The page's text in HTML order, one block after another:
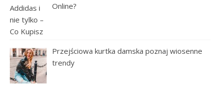
Online?
Przejściowa kurtka damska poznaj wiosenne
trendy